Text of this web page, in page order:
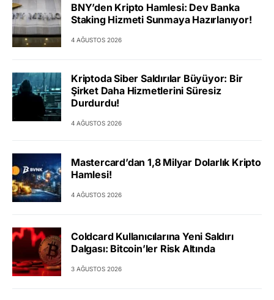
BNY’den Kripto Hamlesi: Dev Banka
Staking Hizmeti Sunmaya Hazırlanıyor!
4 AĞUSTOS 2026
Kriptoda Siber Saldırılar Büyüyor: Bir
Şirket Daha Hizmetlerini Süresiz
Durdurdu!
4 AĞUSTOS 2026
Mastercard’dan 1,8 Milyar Dolarlık Kripto
Hamlesi!
4 AĞUSTOS 2026
Coldcard Kullanıcılarına Yeni Saldırı
Dalgası: Bitcoin’ler Risk Altında
3 AĞUSTOS 2026